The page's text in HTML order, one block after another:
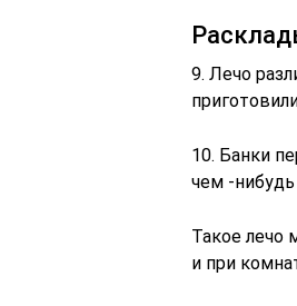
9. Лечо
10. Банки
чем -
Такое лечо
и при